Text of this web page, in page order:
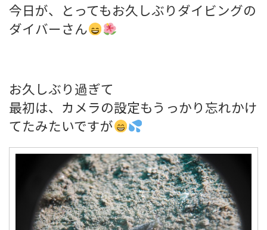
今日が、とってもお久しぶりダイビングの
ダイバーさん
お久しぶり過ぎて
最初は、カメラの設定もうっかり忘れかけ
てたみたいですが